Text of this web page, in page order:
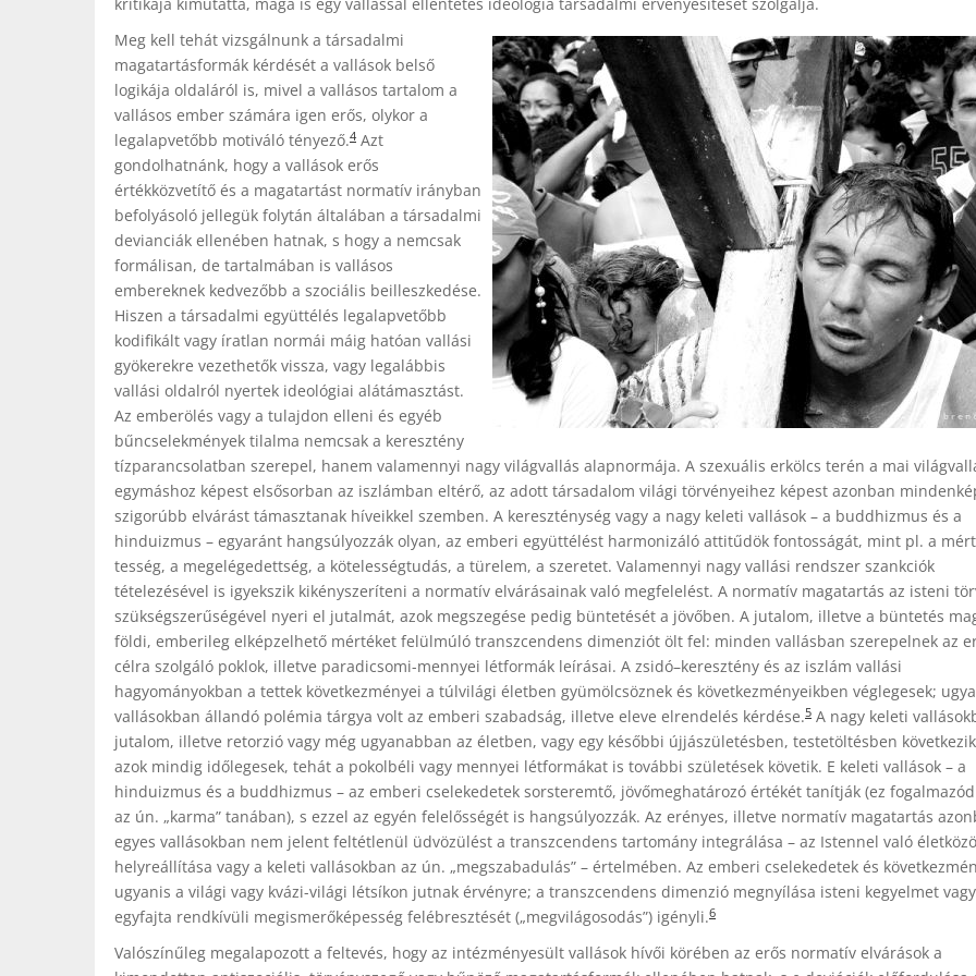
Meg kell tehát vizsgálnunk a társadalmi
magatartásformák kérdését a vallások belső
logikája oldaláról is, mivel a vallásos tartalom a
vallásos ember számára igen erős, olykor a
legalapvetőbb motiváló tényező.4 Azt
gondolhatnánk, hogy a vallások erős
értékközvetítő és a magatartást normatív irányban
befolyásoló jellegük folytán általában a társadalmi
devianciák ellenében hatnak, s hogy a nemcsak
formálisan, de tartalmában is vallásos
embereknek kedvezőbb a szociális beilleszkedése.
Hiszen a társadalmi együttélés legalapvetőbb
kodifikált vagy íratlan normái máig hatóan vallási
gyökerekre vezethetők vissza, vagy legalábbis
vallási oldalról nyertek ideológiai alátámasztást.
Az emberölés vagy a tulajdon elleni és egyéb
bűncselekmények tilalma nemcsak a keresztény
tízparancsolatban szerepel, hanem valamennyi nagy világvallás alapnormája. A szexuális erkölcs terén a mai
egymáshoz képest elsősorban az iszlámban eltérő, az adott társadalom világi törvényeihez képest azonban
szigorúbb elvárást támasztanak híveikkel szemben. A kereszténység vagy a nagy keleti vallások – a buddhizmus és a
hinduizmus – egyaránt hangsúlyozzák olyan, az emberi együttélést harmonizáló attitűdök fontosságát, mint pl. a
tesség, a megelégedettség, a kötelességtudás, a türelem, a szeretet. Valamennyi nagy vallási rendszer szankciók
tételezésével is igyekszik kikényszeríteni a normatív elvárásainak való megfelelést. A normatív magatartás az isteni
szükségszerűségével nyeri el jutalmát, azok megszegése pedig büntetését a jövőben. A jutalom, illetve a büntetés
földi, emberileg elképzelhető mértéket felülmúló transzcendens dimenziót ölt fel: minden vallásban szerepelnek az
célra szolgáló poklok, illetve paradicsomi-mennyei létformák leírásai. A zsidó–keresztény és az iszlám vallási
hagyományokban a tettek következményei a túlvilági életben gyümölcsöznek és következményeikben véglegesek;
vallásokban állandó polémia tárgya volt az emberi szabadság, illetve eleve elrendelés kérdése.5 A nagy keleti
jutalom, illetve retorzió vagy még ugyanabban az életben, vagy egy későbbi újjászületésben, testetöltésben
azok mindig időlegesek, tehát a pokolbéli vagy mennyei létformákat is további születések követik. E keleti vallások – a
hinduizmus és a buddhizmus – az emberi cselekedetek sorsteremtő, jövőmeghatározó értékét tanítják (ez
az ún. „karma” tanában), s ezzel az egyén felelősségét is hangsúlyozzák. Az erényes, illetve normatív magatartás
egyes vallásokban nem jelent feltétlenül üdvözülést a transzcendens tartomány integrálása – az Istennel való
helyreállítása vagy a keleti vallásokban az ún. „megszabadulás” – értelmében. Az emberi cselekedetek és
ugyanis a világi vagy kvázi-világi létsíkon jutnak érvényre; a transzcendens dimenzió megnyílása isteni kegyelmet vagy
egyfajta rendkívüli megismerőképesség felébresztését („megvilágosodás”) igényli.6
Valószínűleg megalapozott a feltevés, hogy az intézményesült vallások hívői körében az erős normatív elvárások a